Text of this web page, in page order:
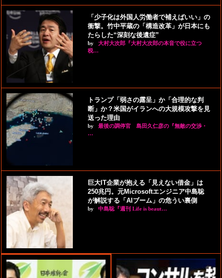
「少子化は外国人労働者で補えばいい」の
衝撃。竹中平蔵の「構造改革」が日本にも
たらした“深刻な後遺症”
by
大村大次郎『大村大次郎の本音で役に立つ
税…
トランプ「弱さの露呈」か「合理的な判
断」か？米国がイランへの大規模攻撃を見
送った理由
by
最後の調停官 島田久仁彦の『無敵の交渉・
…
巨大IT企業が抱える「見えない借金」は
250兆円。元Microsoftエンジニア中島聡
が解説する「AIブーム」の危うい裏側
by 中島聡『週刊 Life is beaut…